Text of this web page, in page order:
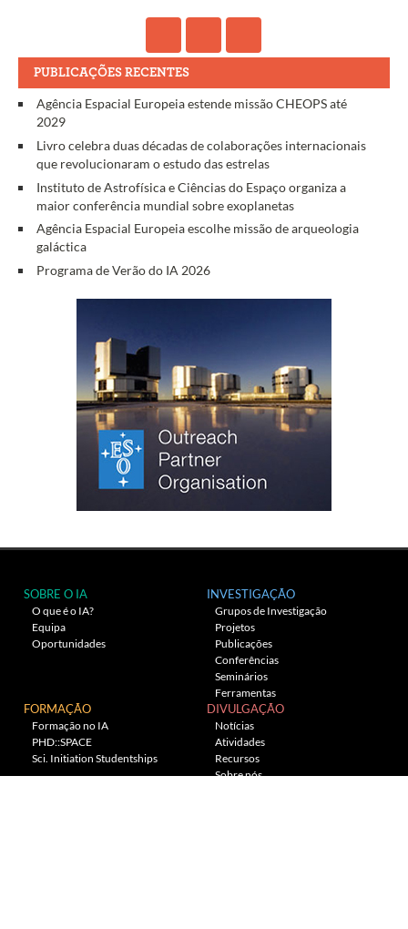
PUBLICAÇÕES RECENTES
Agência Espacial Europeia estende missão CHEOPS até
2029
Livro celebra duas décadas de colaborações internacionais
que revolucionaram o estudo das estrelas
Instituto de Astrofísica e Ciências do Espaço organiza a
maior conferência mundial sobre exoplanetas
Agência Espacial Europeia escolhe missão de arqueologia
galáctica
Programa de Verão do IA 2026
SOBRE O IA
O que é o IA?
Equipa
Oportunidades
INVESTIGAÇÃO
Grupos de Investigação
Projetos
Publicações
Conferências
Seminários
Ferramentas
FORMAÇÃO
Formação no IA
PHD::SPACE
Sci. Initiation Studentships
DIVULGAÇÃO
Notícias
Atividades
Recursos
Sobre nós